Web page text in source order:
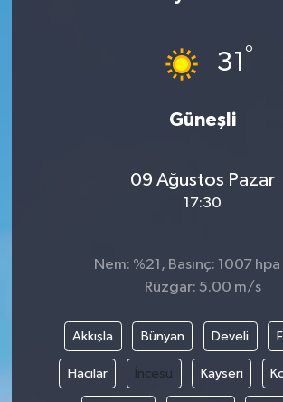
31 °
Güneşli
09 Ağustos Pazar
17:30
Nem: %21, Basınç: 1007 hpa
Rüzgar: 5.00 m/s
Akkışla Bünyan Develi
Hacılar İncesu Kayseri